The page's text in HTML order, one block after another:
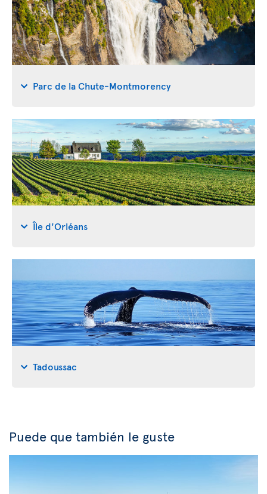
Parc de la Chute-Montmorency
Île d'Orléans
Tadoussac
Puede que también le guste